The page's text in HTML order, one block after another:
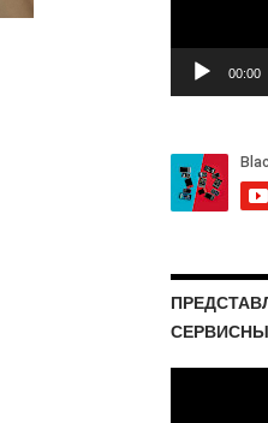
00:00